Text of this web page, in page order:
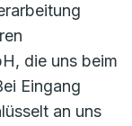
die uns beim
Eingang
an uns